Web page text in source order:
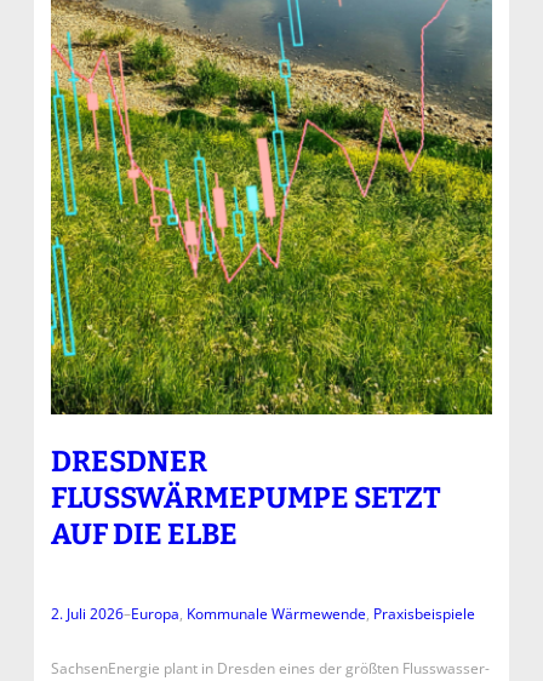
DRESDNER
FLUSSWÄRMEPUMPE SETZT
AUF DIE ELBE
2. Juli 2026–Europa, Kommunale Wärmewende, Praxisbeispiele
SachsenEnergie plant in Dresden eines der größten Flusswasser-